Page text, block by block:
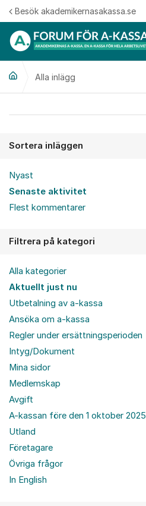
Hoppa till innehåll
Besök akademikernasakassa.se
Alla inlägg
Sortera inläggen
Nyast
Senaste aktivitet
Flest kommentarer
Filtrera på kategori
Alla kategorier
Aktuellt just nu
Utbetalning av a-kassa
Ansöka om a-kassa
Regler under ersättningsperioden
Intyg/Dokument
Mina sidor
Medlemskap
Avgift
A-kassan före den 1 oktober 2025
Utland
Företagare
Övriga frågor
In English